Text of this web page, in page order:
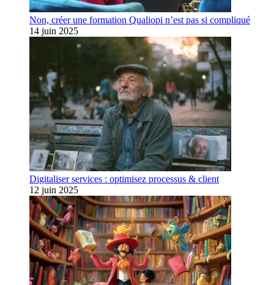
Non, créer une formation Qualiopi n’est pas si compliqué
14 juin 2025
Digitaliser services : optimisez processus & client
12 juin 2025